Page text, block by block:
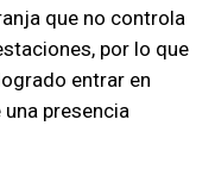
que no controla
por lo que
entrar en
una presencia